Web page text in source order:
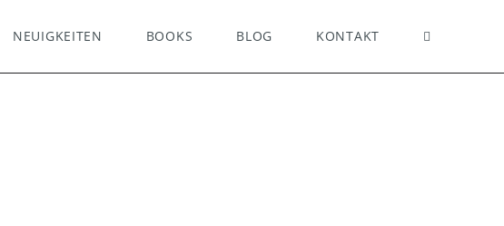
NEUIGKEITEN BOOKS BLOG KONTAKT